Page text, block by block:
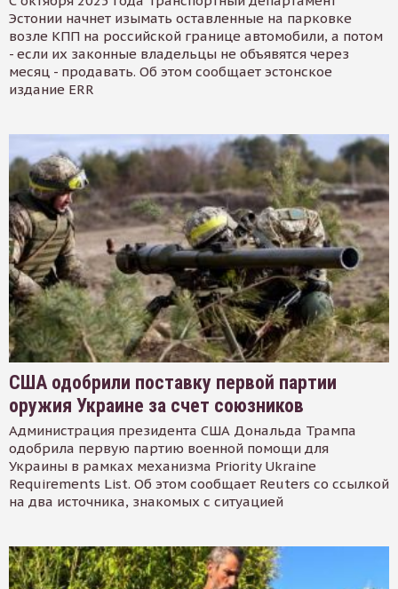
Эстонии начнет изымать оставленные на парковке
возле КПП на российской границе автомобили, а потом
- если их законные владельцы не объявятся через
месяц - продавать. Об этом сообщает эстонское
издание ERR
США одобрили поставку первой партии
оружия Украине за счет союзников
Администрация президента США Дональда Трампа
одобрила первую партию военной помощи для
Украины в рамках механизма Priority Ukraine
Requirements List. Об этом сообщает Reuters со ссылкой
на два источника, знакомых с ситуацией